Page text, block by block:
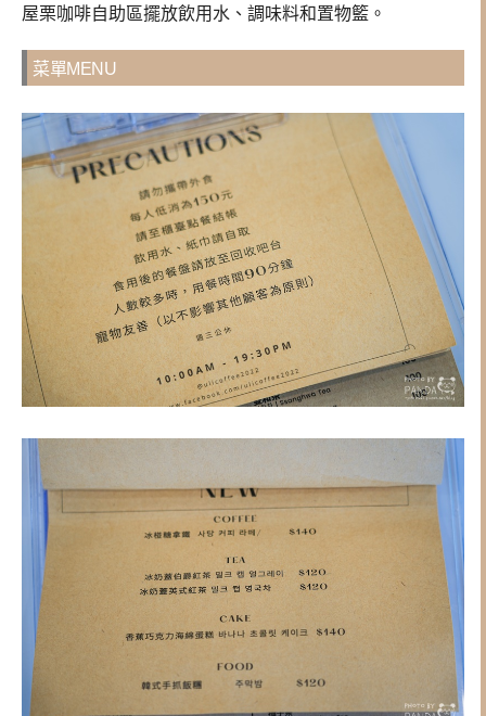
屋栗咖啡自助區擺放飲用水、調味料和置物籃。
菜單MENU